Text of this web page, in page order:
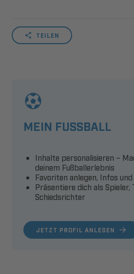
TEILEN
MEIN FUSSBALL
JETZT PROFIL ANLEGEN
Inhalte personalisieren –
deinem Fußballerlebnis
Favoriten anlegen, Infos
Präsentiere dich als Spieler,
Schiedsrichter